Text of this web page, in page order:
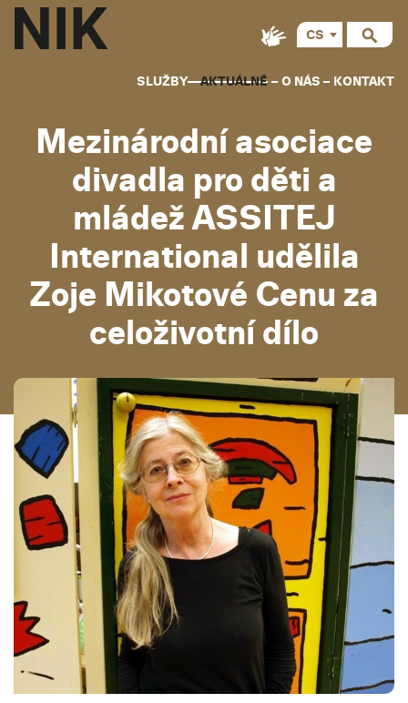
SLUŽBY AKTUÁLNĚ O NÁS KONTAKT
CS
Mezinárodní asociace
divadla pro děti a
mládež ASSITEJ
International udělila
Zoje Mikotové Cenu za
celoživotní dílo